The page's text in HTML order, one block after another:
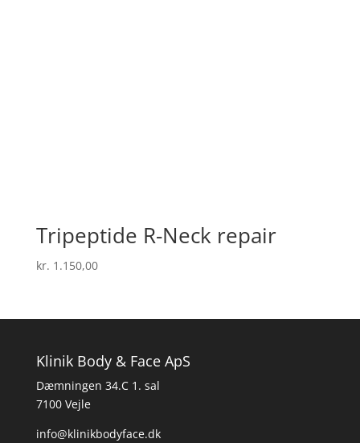
Tripeptide R-Neck repair
kr. 1.150,00
Klinik Body & Face ApS
Dæmningen 34.C 1. sal
7100 Vejle
info@klinikbodyface.dk